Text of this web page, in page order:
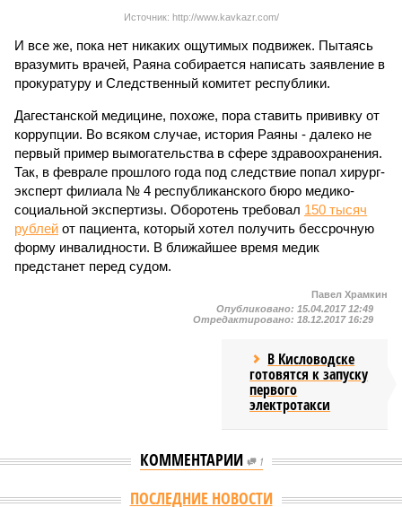
Источник: http://www.kavkazr.com/
И все же, пока нет никаких ощутимых подвижек. Пытаясь
вразумить врачей, Раяна собирается написать заявление в
прокуратуру и Следственный комитет республики.
Дагестанской медицине, похоже, пора ставить прививку от
коррупции. Во всяком случае, история Раяны - далеко не
первый пример вымогательства в сфере здравоохранения.
Так, в феврале прошлого года под следствие попал хирург-
эксперт филиала № 4 республиканского бюро медико-
социальной экспертизы. Оборотень требовал 150 тысяч
рублей от пациента, который хотел получить бессрочную
форму инвалидности. В ближайшее время медик
предстанет перед судом.
Павел Храмкин
Опубликовано: 15.04.2017 12:49
Отредактировано: 18.12.2017 16:29
В Кисловодске
готовятся к запуску
первого
электротакси
КОММЕНТАРИИ 1
Версия //Общество //
В Дагестане после ливней 18 сёл остаются без